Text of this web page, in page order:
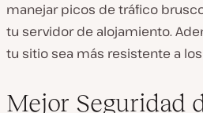
manejar picos de tráfico
tu servidor de alojamiento.
tu sitio sea más resistente a
Mejor Seguridad